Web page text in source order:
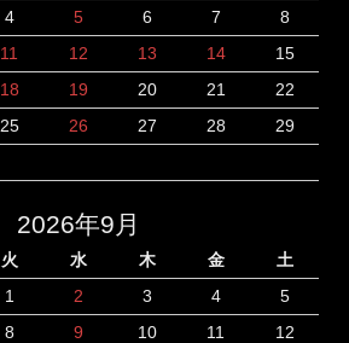
4 5 6 7
8
11 12 13 14
15
18 19 20 21
22
25 26 27 28
29
2026年9月
火 水 木 金
土
1
2 3 4
5
8 9 10 11
12